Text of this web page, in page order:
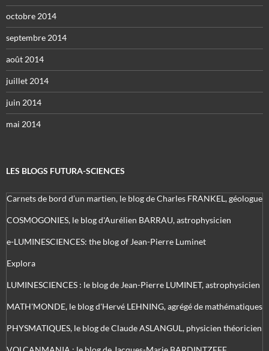
octobre 2014
septembre 2014
août 2014
juillet 2014
juin 2014
mai 2014
LES BLOGS FUTURA-SCIENCES
Carnets de bord d’un martien, le blog de Charles FRANKEL, géologue
COSMOGONIES, le blog d'Aurélien BARRAU, astrophysicien
e-LUMINESCIENCES: the blog of Jean-Pierre Luminet
Explora
LUMINESCIENCES : le blog de Jean-Pierre LUMINET, astrophysicien
MATH'MONDE, le blog d'Hervé LEHNING, agrégé de mathématiques
PHYSMATIQUES, le blog de Claude ASLANGUL, physicien théoricien